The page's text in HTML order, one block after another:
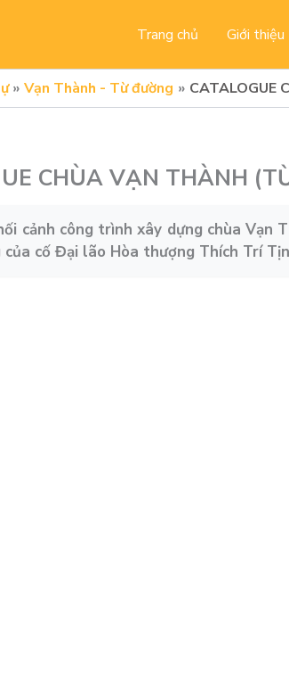
Trang chủ Giới thiệu
Vạn Thành - Từ đường CATALOGUE
CHÙA VẠN THÀNH
cảnh công trình xây dựng chùa
của cố Đại lão Hòa thượng Thích Trí